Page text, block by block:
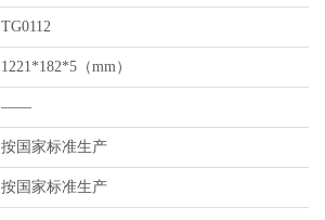
TG0112
1221*182*5（mm）
——
按国家标准生产
按国家标准生产